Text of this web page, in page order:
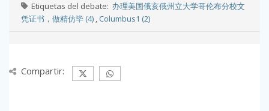
Etiquetas del debate: 办理美国俄亥俄州立大学哥伦布分校文
凭证书，做精仿毕 (4) , Columbus1 (2)
Compartir: